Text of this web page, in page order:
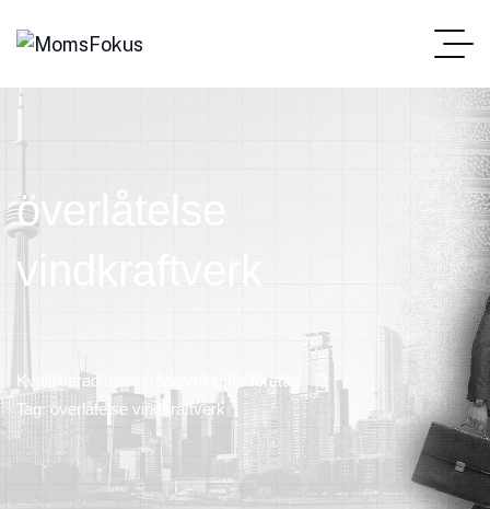
överlåtelse
vindkraftverk
Kvalificerad momsrådgivning för företag
Tag: överlåtelse vindkraftverk